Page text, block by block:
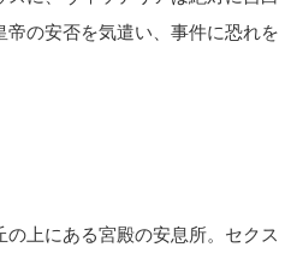
帝の安否を気遣い、事件に恐れを
上にある宮殿の安息所。セクス